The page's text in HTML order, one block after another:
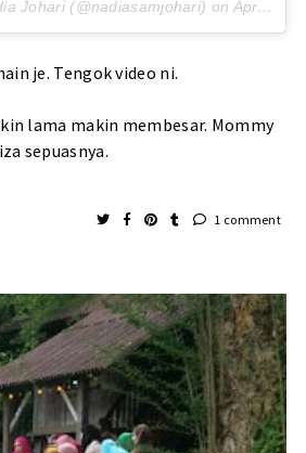
Johari (@nadiasamjohari) on Apr 21, 2017 at 11:41am PDT
je. Tengok video ni.
lama makin membesar. Mommy
sepuasnya.
1 comment